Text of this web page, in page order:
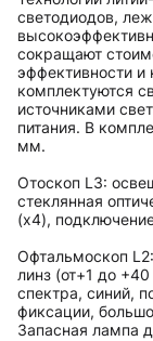
светодиодов,
сокращают
эффективности
комплектуются
источниками
питания. В
мм.
Отоскоп L3:
стеклянная
(х4),
Офтальмоскоп
линз (от+1 до
спектра, синий,
фиксации,
Запасная лампа